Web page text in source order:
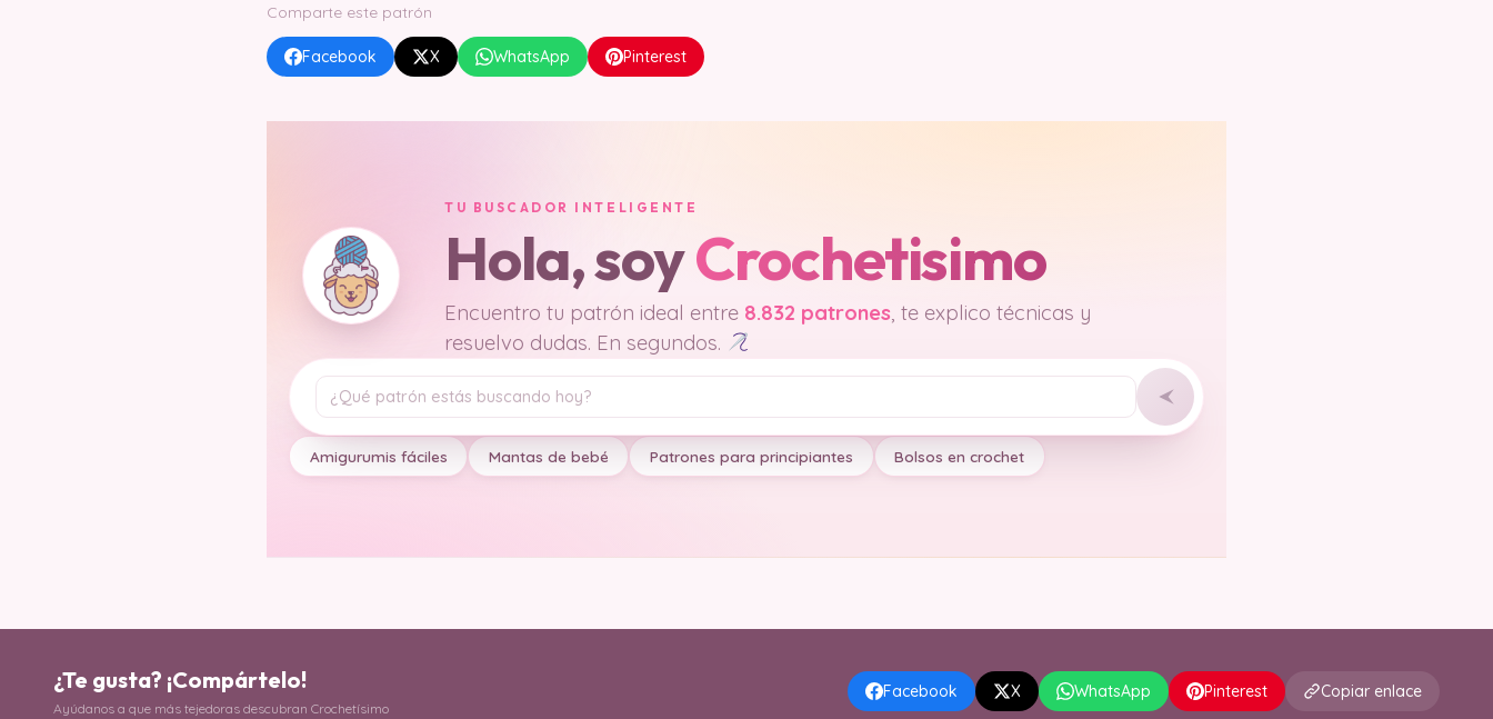
Comparte este patrón
Facebook X WhatsApp Pinterest
TU BUSCADOR INTELIGENTE
Hola, soyCrochetisimo
Encuentro tu patrón ideal entre 8.832 patrones, te explico técnicas y
resuelvo dudas. En segundos.
Tu pregunta
Amigurumis fáciles Mantas de bebé Patrones para principiantes Bolsos en crochet
¿Te gusta? ¡Compártelo!
Ayúdanos a que más tejedoras descubran Crochetísimo
Facebook X WhatsApp Pinterest Copiar enlace